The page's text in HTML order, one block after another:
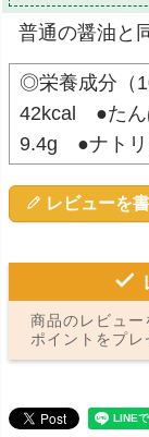
普通の醤油と
◎栄養成分（
42kcal ●たん
9.4g ●ナト
レビューを書
商品のレビュー
ポイントをプレ